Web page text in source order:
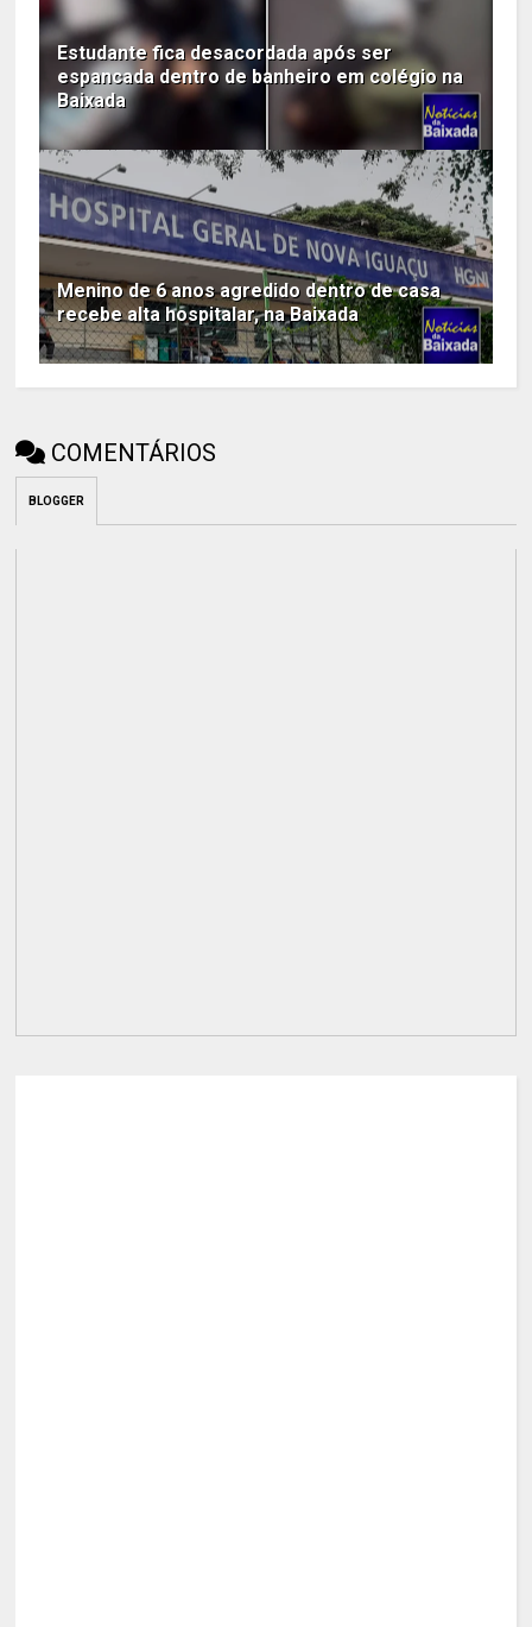
Estudante fica desacordada após ser
espancada dentro de banheiro em colégio na
Baixada
Menino de 6 anos agredido dentro de casa
recebe alta hospitalar, na Baixada
COMENTÁRIOS
BLOGGER